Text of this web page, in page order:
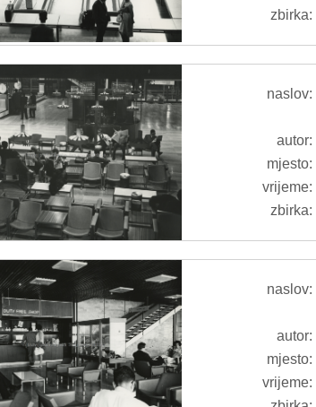
zbirka:
naslov:
autor:
mjesto:
vrijeme:
zbirka:
naslov:
autor:
mjesto:
vrijeme: